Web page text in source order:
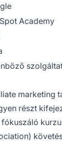
Academy
részt